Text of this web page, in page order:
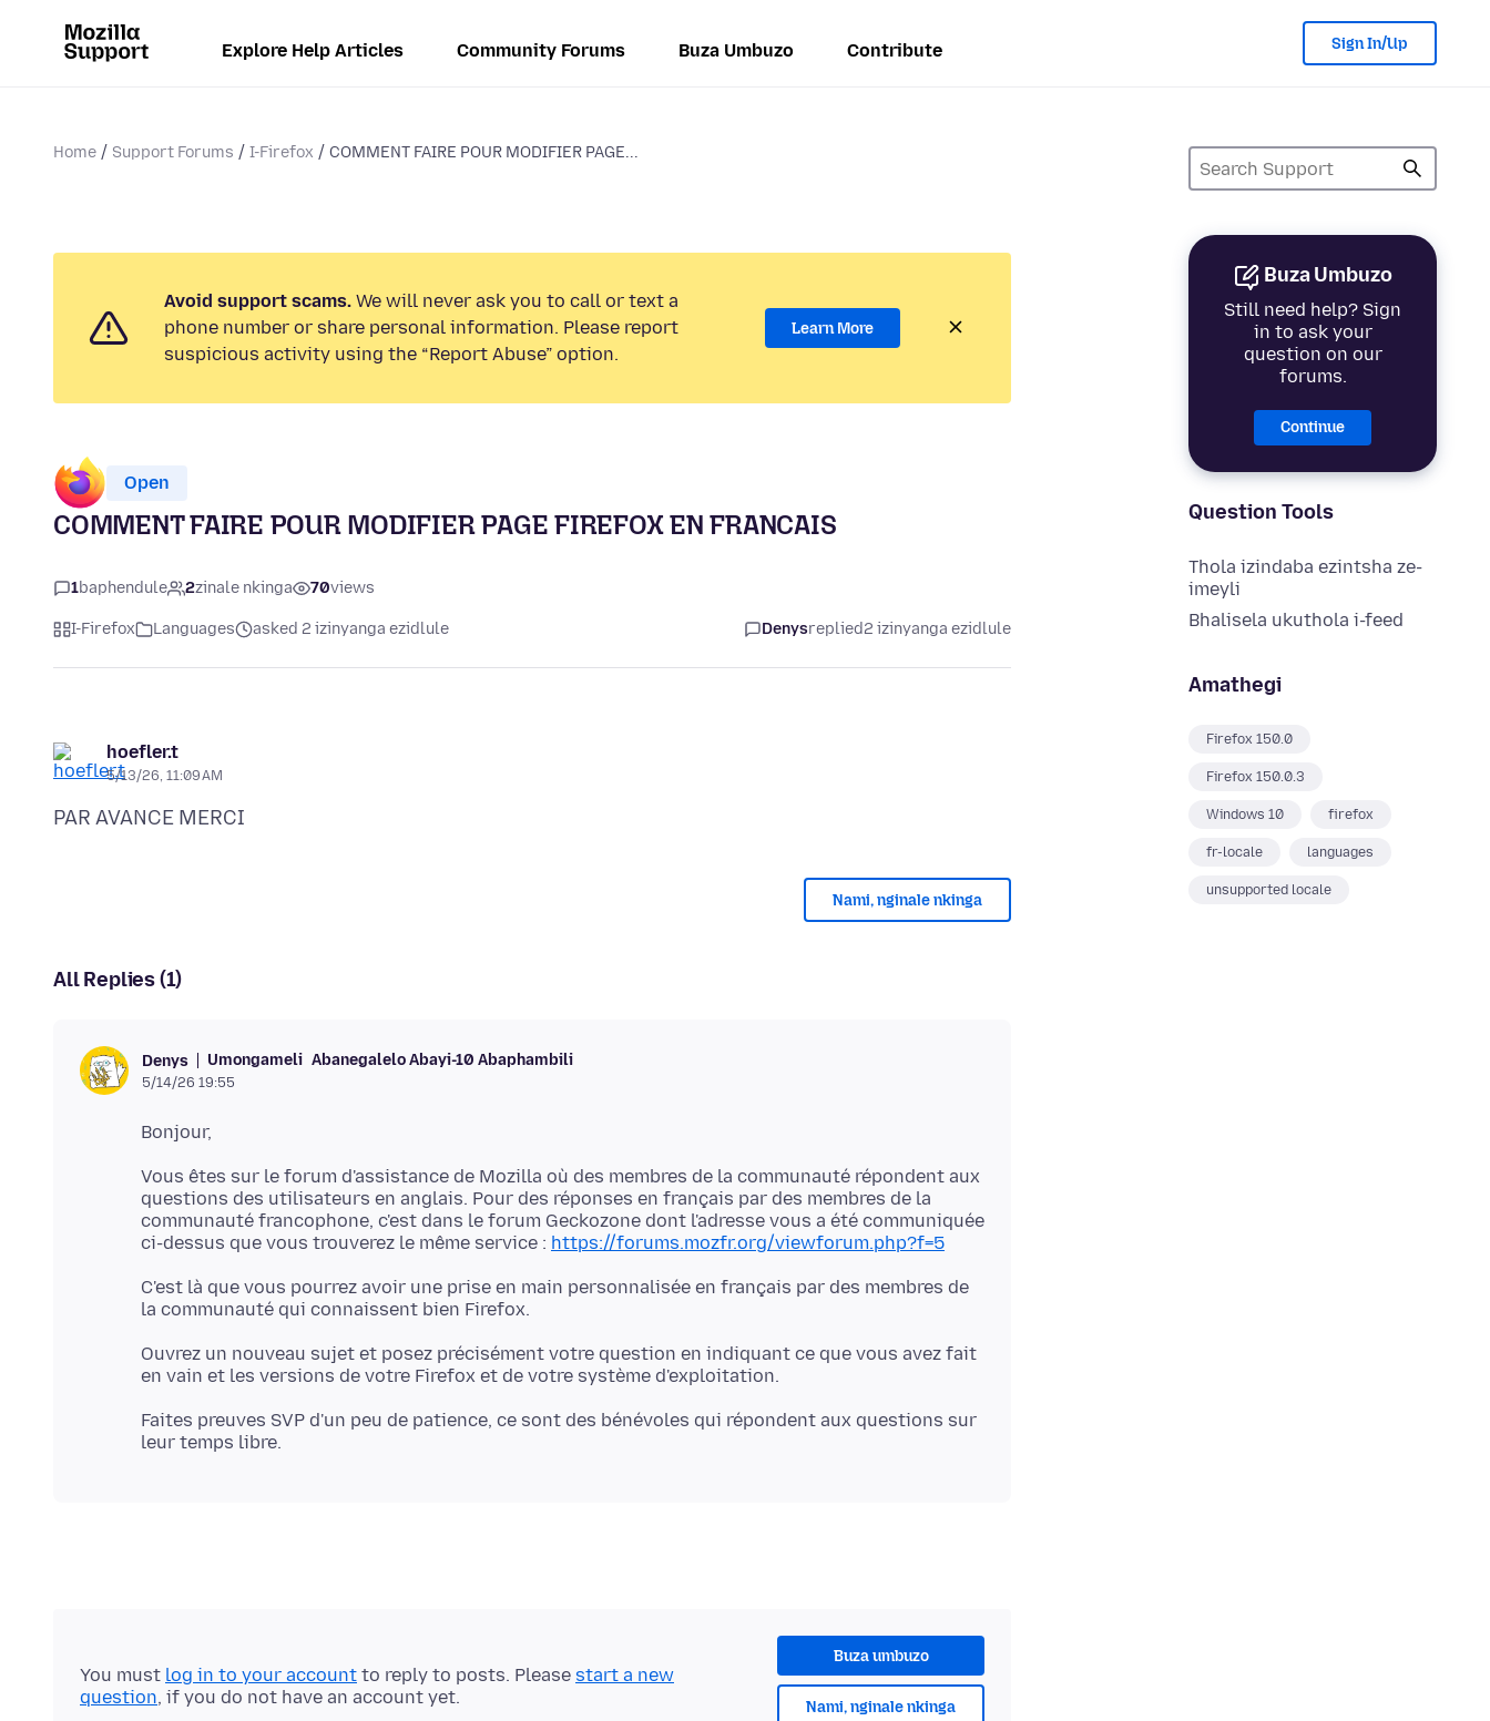
Explore Help Articles Community Forums Buza Umbuzo Contribute Sign In/Up
Home Support Forums I-Firefox COMMENT FAIRE POUR MODIFIER PAGE...
Buza Umbuzo
Still need help? Sign
in to ask your
question on our
forums.
Continue
Question Tools
Thola izindaba ezintsha ze-
imeyli
Bhalisela ukuthola i-feed
Amathegi
Firefox 150.0
Firefox 150.0.3
Windows 10 firefox
fr-locale languages
unsupported locale
Avoid support scams. We will never ask you to call or text a
phone number or share personal information. Please report
suspicious activity using the “Report Abuse” option.
Learn More
Open
COMMENT FAIRE POUR MODIFIER PAGE FIREFOX EN FRANCAIS
1baphendule 2zinale nkinga 70views
I-Firefox Languages asked 2 izinyanga ezidlule Denysreplied2 izinyanga ezidlule
hoefler.t
5/13/26, 11:09 AM
Nami, nginale nkinga
All Replies (1)
Denys Umongameli Abanegalelo Abayi-10 Abaphambili
5/14/26 19:55
Vous êtes sur le forum d'assistance de Mozilla où des membres de la communauté répondent aux
questions des utilisateurs en anglais. Pour des réponses en français par des membres de la
communauté francophone, c'est dans le forum Geckozone dont l'adresse vous a été communiquée
ci-dessus que vous trouverez le même service : https://forums.mozfr.org/viewforum.php?f=5
C'est là que vous pourrez avoir une prise en main personnalisée en français par des membres de
Ouvrez un nouveau sujet et posez précisément votre question en indiquant ce que vous avez fait
Faites preuves SVP d'un peu de patience, ce sont des bénévoles qui répondent aux questions sur
Buza umbuzo
Nami, nginale nkinga
You must log in to your account to reply to posts. Please start a new
question, if you do not have an account yet.